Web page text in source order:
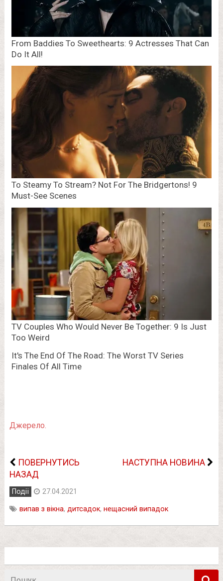
Джерело.
ПОВЕРНУТИСЬ
НАЗАД
НАСТУПНА НОВИНА
Події 27.04.2021
випав з вікна, дитсадок, нещасний випадок